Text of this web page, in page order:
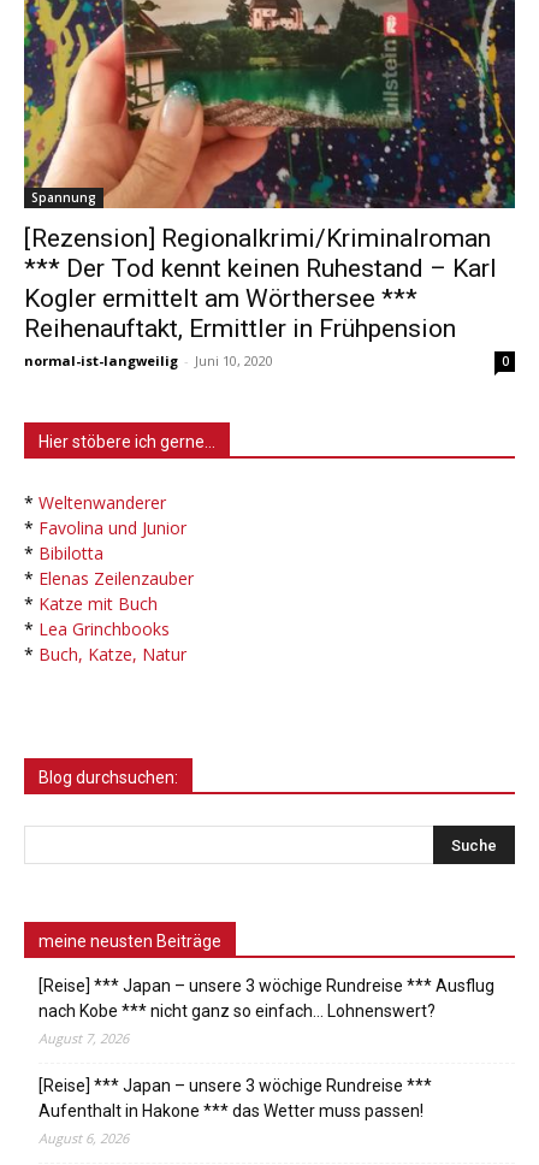
Spannung
[Rezension] Regionalkrimi/Kriminalroman
*** Der Tod kennt keinen Ruhestand – Karl
Kogler ermittelt am Wörthersee ***
Reihenauftakt, Ermittler in Frühpension
normal-ist-langweilig - Juni 10, 2020 0
Hier stöbere ich gerne…
* Weltenwanderer
* Favolina und Junior
* Bibilotta
* Elenas Zeilenzauber
* Katze mit Buch
* Lea Grinchbooks
* Buch, Katze, Natur
Blog durchsuchen:
meine neusten Beiträge
[Reise] *** Japan – unsere 3 wöchige Rundreise *** Ausflug
nach Kobe *** nicht ganz so einfach… Lohnenswert?
August 7, 2026
[Reise] *** Japan – unsere 3 wöchige Rundreise ***
Aufenthalt in Hakone *** das Wetter muss passen!
August 6, 2026